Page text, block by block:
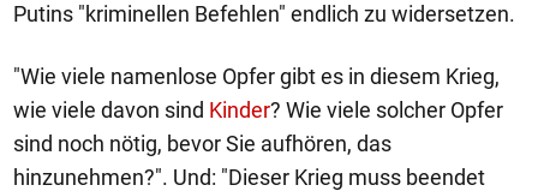
Putins "kriminellen Befehlen" endlich zu widersetzen.
"Wie viele namenlose Opfer gibt es in diesem Krieg,
wie viele davon sind Kinder? Wie viele solcher Opfer
sind noch nötig, bevor Sie aufhören, das
hinzunehmen?". Und: "Dieser Krieg muss beendet